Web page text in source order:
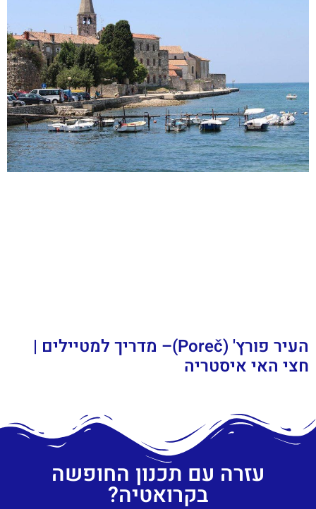
העיר פורץ' (Poreč)– מדריך למטיילים |
חצי האי איסטריה
עזרה עם תכנון החופשה
בקרואטיה?